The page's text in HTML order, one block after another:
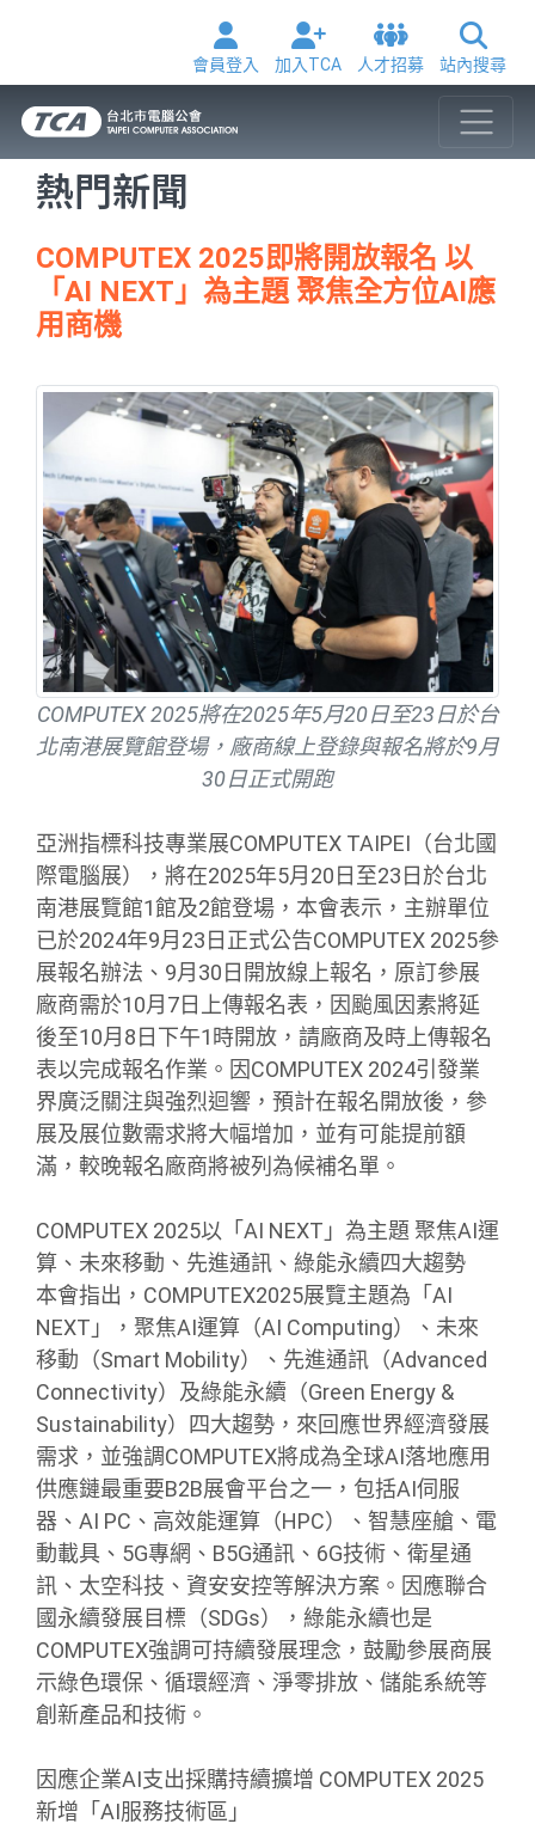
會員登入 加入TCA 人才招募 站內搜尋
熱門新聞
COMPUTEX 2025即將開放報名 以
「AI NEXT」為主題 聚焦全方位AI應
用商機
COMPUTEX 2025將在2025年5月20日至23日於台
北南港展覽館登場，廠商線上登錄與報名將於9月
30日正式開跑
亞洲指標科技專業展COMPUTEX TAIPEI（台北國
際電腦展），將在2025年5月20日至23日於台北
南港展覽館1館及2館登場，本會表示，主辦單位
已於2024年9月23日正式公告COMPUTEX 2025參
展報名辦法、9月30日開放線上報名，原訂參展
廠商需於10月7日上傳報名表，因颱風因素將延
後至10月8日下午1時開放，請廠商及時上傳報名
表以完成報名作業。因COMPUTEX 2024引發業
界廣泛關注與強烈迴響，預計在報名開放後，參
展及展位數需求將大幅增加，並有可能提前額
滿，較晚報名廠商將被列為候補名單。
COMPUTEX 2025以「AI NEXT」為主題 聚焦AI運
算、未來移動、先進通訊、綠能永續四大趨勢
本會指出，COMPUTEX2025展覽主題為「AI
NEXT」，聚焦AI運算（AI Computing）、未來
移動（Smart Mobility）、先進通訊（Advanced
Connectivity）及綠能永續（Green Energy &
Sustainability）四大趨勢，來回應世界經濟發展
需求，並強調COMPUTEX將成為全球AI落地應用
供應鏈最重要B2B展會平台之一，包括AI伺服
器、AI PC、高效能運算（HPC）、智慧座艙、電
動載具、5G專網、B5G通訊、6G技術、衛星通
訊、太空科技、資安安控等解決方案。因應聯合
國永續發展目標（SDGs），綠能永續也是
COMPUTEX強調可持續發展理念，鼓勵參展商展
示綠色環保、循環經濟、淨零排放、儲能系統等
創新產品和技術。
因應企業AI支出採購持續擴增 COMPUTEX 2025
新增「AI服務技術區」